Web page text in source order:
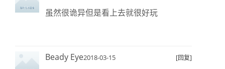
虽然很诡异但是看上去就很好玩
Beady Eye2018-03-15 [回复]